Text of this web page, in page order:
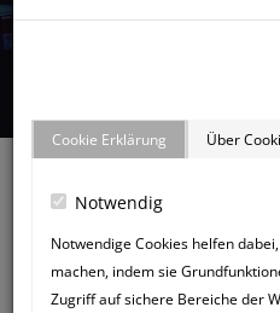
Cookie Erklärung Über
Notwendig
Notwendige Cookies helfen
machen, indem sie
Zugriff auf sichere Bereiche der
Login